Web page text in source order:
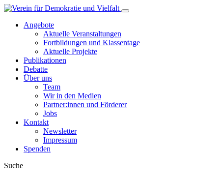
Angebote
Aktuelle Veranstaltungen
Fortbildungen und Klassentage
Aktuelle Projekte
Publikationen
Debatte
Über uns
Team
Wir in den Medien
Partner:innen und Förderer
Jobs
Kontakt
Newsletter
Impressum
Spenden
Suche